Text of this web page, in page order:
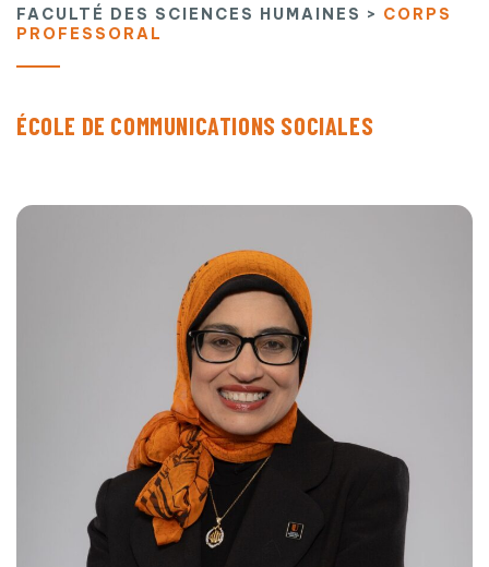
FACULTÉ DES SCIENCES HUMAINES > CORPS
PROFESSORAL
ÉCOLE DE COMMUNICATIONS SOCIALES